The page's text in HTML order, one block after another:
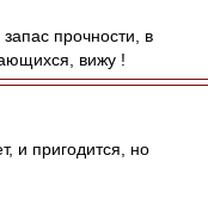
прочности, в
вижу !
и пригодится, но